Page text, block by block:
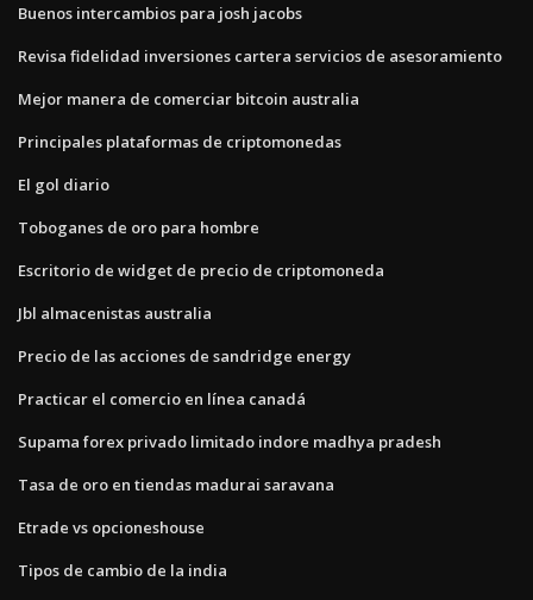
Buenos intercambios para josh jacobs
Revisa fidelidad inversiones cartera servicios de asesoramiento
Mejor manera de comerciar bitcoin australia
Principales plataformas de criptomonedas
El gol diario
Toboganes de oro para hombre
Escritorio de widget de precio de criptomoneda
Jbl almacenistas australia
Precio de las acciones de sandridge energy
Practicar el comercio en línea canadá
Supama forex privado limitado indore madhya pradesh
Tasa de oro en tiendas madurai saravana
Etrade vs opcioneshouse
Tipos de cambio de la india